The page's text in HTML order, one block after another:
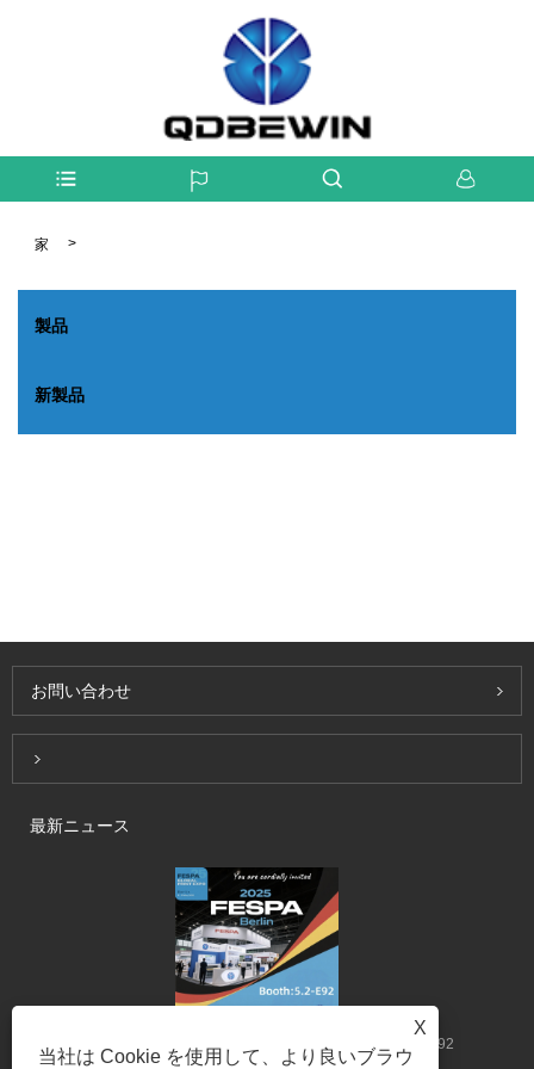
家 >
製品
新製品
X
当社は Cookie を使用して、より良いブラウ
お問い合わせ
Inquiry For Pricelist
最新ニュース
Qingdao be-win fessase fespa 2025ベルリン - ブース5.2-e92